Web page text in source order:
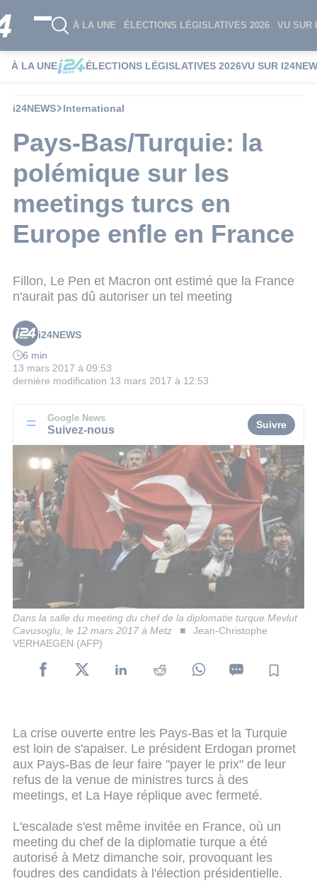
À LA UNE ÉLECTIONS LÉGISLATIVES 2026 VU SUR
À LA UNE ÉLECTIONS LÉGISLATIVES 2026VU SUR
i24NEWS International
Pays-Bas/Turquie: la
polémique sur les
meetings turcs en
Europe enfle en France
Fillon, Le Pen et Macron ont estimé que la France
n'aurait pas dû autoriser un tel meeting
i24NEWS
6 min
13 mars 2017 à 09:53
dernière modification 13 mars 2017 à 12:53
Google News
Suivez-nous Suivre
Dans la salle du meeting du chef de la diplomatie turque Mevlut
Cavusoglu, le 12 mars 2017 à Metz
Jean-Christophe
VERHAEGEN (AFP)
La crise ouverte entre les Pays-Bas et la Turquie
est loin de s'apaiser. Le président Erdogan promet
aux Pays-Bas de leur faire "payer le prix" de leur
refus de la venue de ministres turcs à des
meetings, et La Haye réplique avec fermeté.
L'escalade s'est même invitée en France, où un
meeting du chef de la diplomatie turque a été
autorisé à Metz dimanche soir, provoquant les
foudres des candidats à l'élection présidentielle.